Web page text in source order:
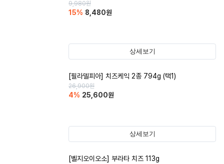
9,980원
15% 8,480원
상세보기
[필라델피아] 치즈케익 2종 794g (택1)
26,900원
4% 25,600원
상세보기
[벨지오이오소] 부라타 치즈 113g